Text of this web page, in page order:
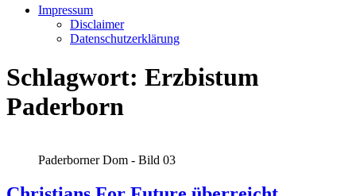
Impressum
Disclaimer
Datenschutzerklärung
Schlagwort: Erzbistum
Paderborn
Paderborner Dom - Bild 03